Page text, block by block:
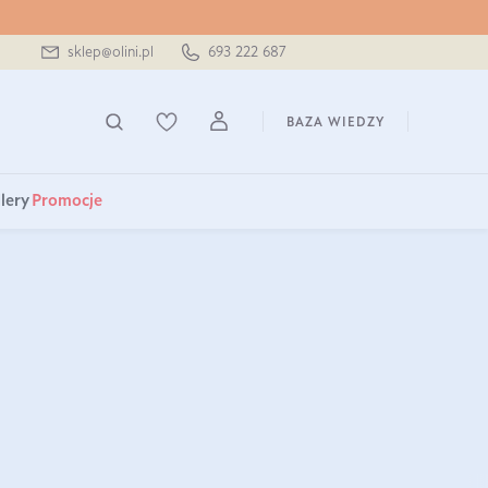
sklep@olini.pl 693 222 687
BAZA WIEDZY
Promocje